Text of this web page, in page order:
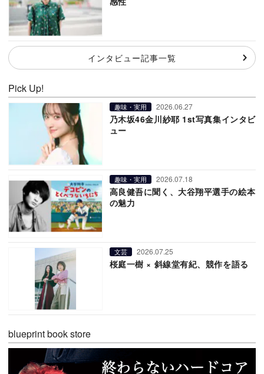
インタビュー記事一覧
Pick Up!
趣味・実用 2026.06.27
乃木坂46金川紗耶 1st写真集インタビ
ュー
趣味・実用 2026.07.18
高良健吾に聞く、大谷翔平選手の絵本
の魅力
文芸 2026.07.25
桜庭一樹 × 斜線堂有紀、競作を語る
blueprint book store